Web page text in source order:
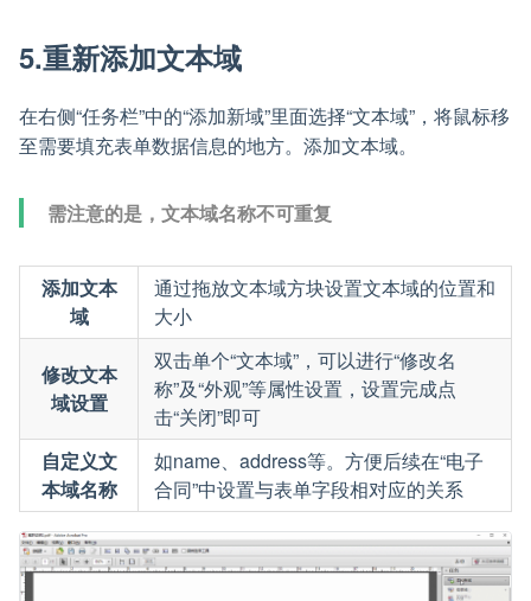
5.重新添加文本域
在右侧“任务栏”中的“添加新域”里面选择“文本域”，将鼠标移
至需要填充表单数据信息的地方。添加文本域。
需注意的是，文本域名称不可重复
添加文本
域
通过拖放文本域方块设置文本域的位置和
大小
修改文本
域设置
双击单个“文本域”，可以进行“修改名
称”及“外观”等属性设置，设置完成点
击“关闭”即可
自定义文
本域名称
如name、address等。方便后续在“电子
合同”中设置与表单字段相对应的关系